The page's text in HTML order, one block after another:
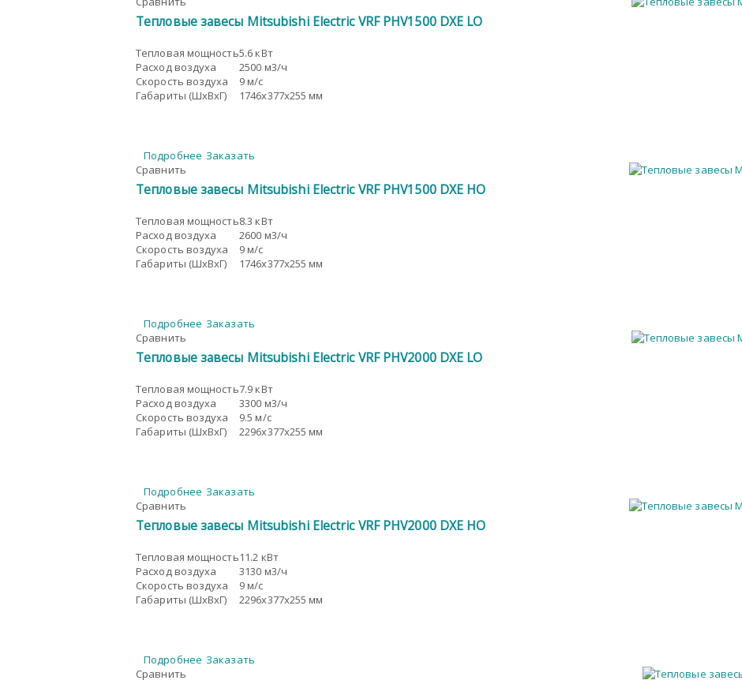
Тепловые завесы Mitsubishi Electric VRF PHV1500 DXE LO
Тепловая мощность5.6 кВт
Расход воздуха
2500 м3/ч
Скорость воздуха
9 м/с
Габариты (ШxВxГ)
1746x377x255 мм
Подробнее Заказать
Сравнить
Тепловые завесы Mitsubishi Electric VRF PHV1500 DXE HO
Тепловая мощность8.3 кВт
Расход воздуха
2600 м3/ч
Скорость воздуха
9 м/с
Габариты (ШxВxГ)
1746x377x255 мм
Подробнее Заказать
Сравнить
Тепловые завесы Mitsubishi Electric VRF PHV2000 DXE LO
Тепловая мощность7.9 кВт
Расход воздуха
3300 м3/ч
Скорость воздуха
9.5 м/с
Габариты (ШxВxГ)
2296x377x255 мм
Подробнее Заказать
Сравнить
Тепловые завесы Mitsubishi Electric VRF PHV2000 DXE HO
Тепловая мощность11.2 кВт
Расход воздуха
3130 м3/ч
Скорость воздуха
9 м/с
Габариты (ШxВxГ)
2296x377x255 мм
Подробнее Заказать
Сравнить